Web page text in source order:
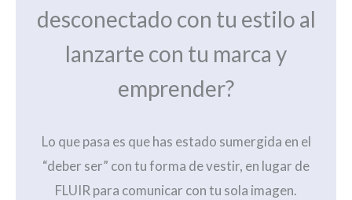
desconectado con tu estilo al
lanzarte con tu marca y
emprender?
Lo que pasa es que has estado sumergida en el
“deber ser” con tu forma de vestir, en lugar de
FLUIR para comunicar con tu sola imagen.